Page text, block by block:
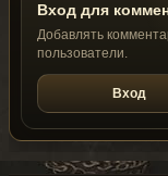
Вход для
Добавлять
пользователи.
Вход